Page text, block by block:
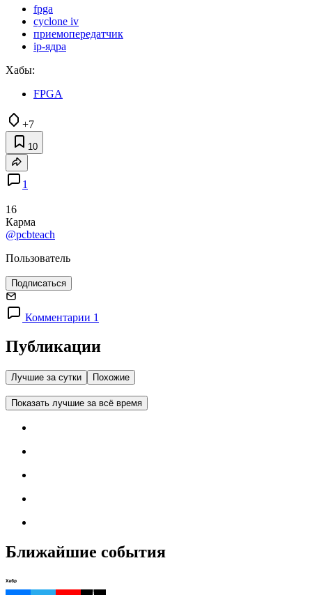
fpga
cyclone iv
приемопередатчик
ip-ядра
Хабы:
FPGA
+7
10
1
16
Карма
@pcbteach
Пользователь
Подписаться
Комментарии 1
Публикации
Лучшие за сутки Похожие
Показать лучшие за всё время
Ближайшие события